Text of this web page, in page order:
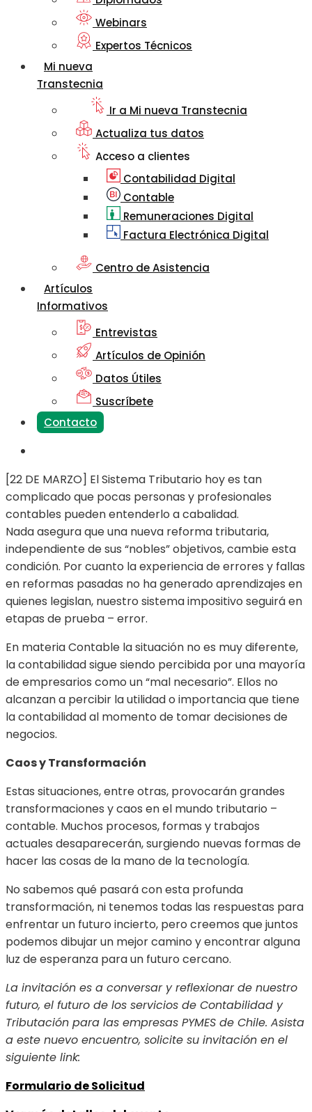
Webinars
Expertos Técnicos
Mi nueva
Transtecnia
Ir a Mi nueva Transtecnia
Actualiza tus datos
Acceso a clientes
Contabilidad Digital
Contable
Remuneraciones Digital
Factura Electrónica Digital
Centro de Asistencia
Artículos
Informativos
Entrevistas
Artículos de Opinión
Datos Útiles
Suscríbete
Contacto
[22 DE MARZO] El Sistema Tributario hoy es tan
complicado que pocas personas y profesionales
contables pueden entenderlo a cabalidad.
Nada asegura que una nueva reforma tributaria,
independiente de sus “nobles” objetivos, cambie esta
condición. Por cuanto la experiencia de errores y fallas
en reformas pasadas no ha generado aprendizajes en
quienes legislan, nuestro sistema impositivo seguirá en
etapas de prueba – error.
En materia Contable la situación no es muy diferente,
la contabilidad sigue siendo percibida por una mayoría
de empresarios como un “mal necesario”. Ellos no
alcanzan a percibir la utilidad o importancia que tiene
la contabilidad al momento de tomar decisiones de
negocios.
Caos y Transformación
Estas situaciones, entre otras, provocarán grandes
transformaciones y caos en el mundo tributario –
contable. Muchos procesos, formas y trabajos
actuales desaparecerán, surgiendo nuevas formas de
hacer las cosas de la mano de la tecnología.
No sabemos qué pasará con esta profunda
transformación, ni tenemos todas las respuestas para
enfrentar un futuro incierto, pero creemos que juntos
podemos dibujar un mejor camino y encontrar alguna
luz de esperanza para un futuro cercano.
La invitación es a conversar y reflexionar de nuestro
futuro, el futuro de los servicios de Contabilidad y
Tributación para las empresas PYMES de Chile. Asista
a este nuevo encuentro, solicite su invitación en el
siguiente link:
Formulario de Solicitud